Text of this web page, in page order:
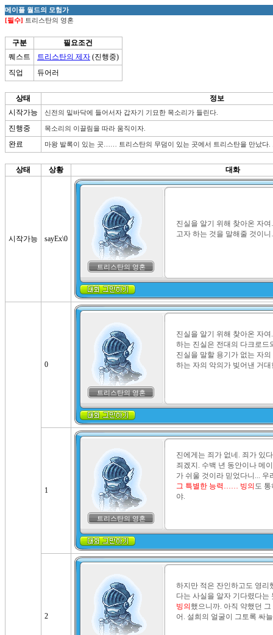
메이플 월드의 모험가
[필수] 트리스탄의 영혼
구분
필요조건
퀘스트
트리스탄의 제자 (진행중)
직업
듀어러
상태
정보
시작가능
신전의 밑바닥에 들어서자 갑자기 기묘한 목소리가 들린다.
진행중 목소리의 이끌림을 따라 움직이자.
완료 마왕 발록이 있는 곳…… 트리스탄의 무덤이 있는 곳에서 트리스탄을 만났다.
상태 상황 대화
시작가능 sayEx\0
트리스탄의 영혼
진실을 알기 위해 찾아온 자
고자 하는 것을 말해줄 것이
0
트리스탄의 영혼
진실을 알기 위해 찾아온 자
하는 진실은 전대의 다크로드
진실을 말할 용기가 없는 자
하는 자의 악의가 빚어낸 거
1
트리스탄의 영혼
진에게는 죄가 없네. 죄가 있
죄겠지. 수백 년 동안이나 메
가 쉬울 것이라 믿었다니...
그 특별한 능력…… 빙의 도
야.
2
하지만 적은 잔인하고도 영리
다는 사실을 알자 기다렸다
빙의 했으니까. 아직 약했던
어. 설희의 얼굴이 그토록 싸